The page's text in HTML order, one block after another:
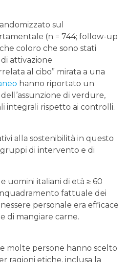
sul
(n = 744; follow-up
coloro che sono stati
attivazione
al cibo” mirata a una
hanno riportato un
di verdure,
integrali rispetto ai controlli.
alla sostenibilità in questo
di intervento e di
uomini italiani di età ≥ 60
fattuale dei
personale era efficace
di mangiare carne.
molte persone hanno scelto
ragioni etiche, inclusa la